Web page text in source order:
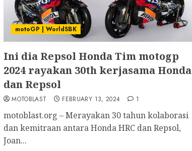
motoGP | WorldSBK
Ini dia Repsol Honda Tim motogp
2024 rayakan 30th kerjasama Honda
dan Repsol
MOTOBLAST FEBRUARY 13, 2024 1
motoblast.org – Merayakan 30 tahun kolaborasi
dan kemitraan antara Honda HRC dan Repsol,
Joan...